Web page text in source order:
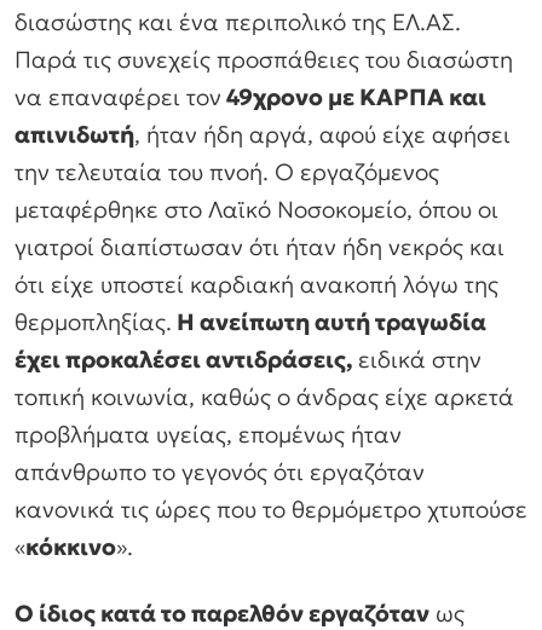
διασώστης και ένα περιπολικό της ΕΛ.ΑΣ.
Παρά τις συνεχείς προσπάθειες του διασώστη
να επαναφέρει τον 49χρονο με ΚΑΡΠΑ και
απινιδωτή, ήταν ήδη αργά, αφού είχε αφήσει
την τελευταία του πνοή. Ο εργαζόμενος
μεταφέρθηκε στο Λαϊκό Νοσοκομείο, όπου οι
γιατροί διαπίστωσαν ότι ήταν ήδη νεκρός και
ότι είχε υποστεί καρδιακή ανακοπή λόγω της
θερμοπληξίας. Η ανείπωτη αυτή τραγωδία
έχει προκαλέσει αντιδράσεις, ειδικά στην
τοπική κοινωνία, καθώς ο άνδρας είχε αρκετά
προβλήματα υγείας, επομένως ήταν
απάνθρωπο το γεγονός ότι εργαζόταν
κανονικά τις ώρες που το θερμόμετρο χτυπούσε
«κόκκινο».
Ο ίδιος κατά το παρελθόν εργαζόταν ως